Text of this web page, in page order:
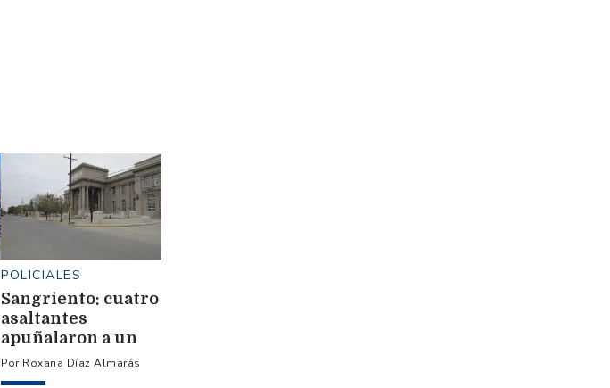
POLICIALES
Sangriento: cuatro
asaltantes
apuñalaron a un
motociclista para
robarle $120.000 y
Roxana Díaz Almarás